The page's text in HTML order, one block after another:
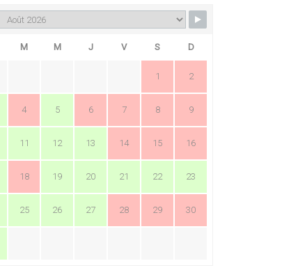
M M J V S D
1 2
4 5 6 7 8 9
11 12 13 14 15 16
18 19 20 21 22 23
25 26 27 28 29 30